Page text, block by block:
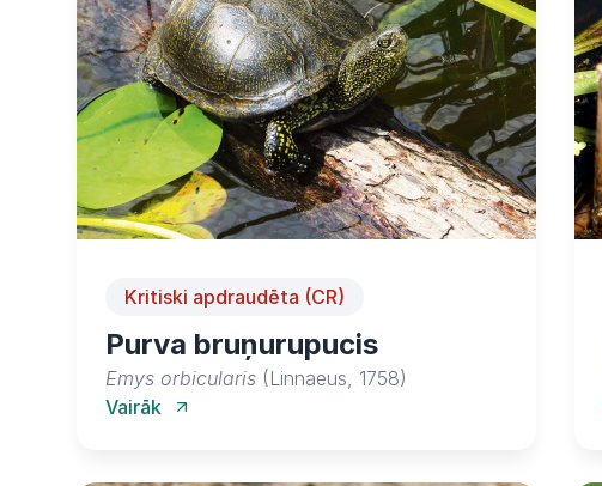
Kritiski apdraudēta (CR)
Purva bruņurupucis
Emys orbicularis (Linnaeus, 1758)
Vairāk